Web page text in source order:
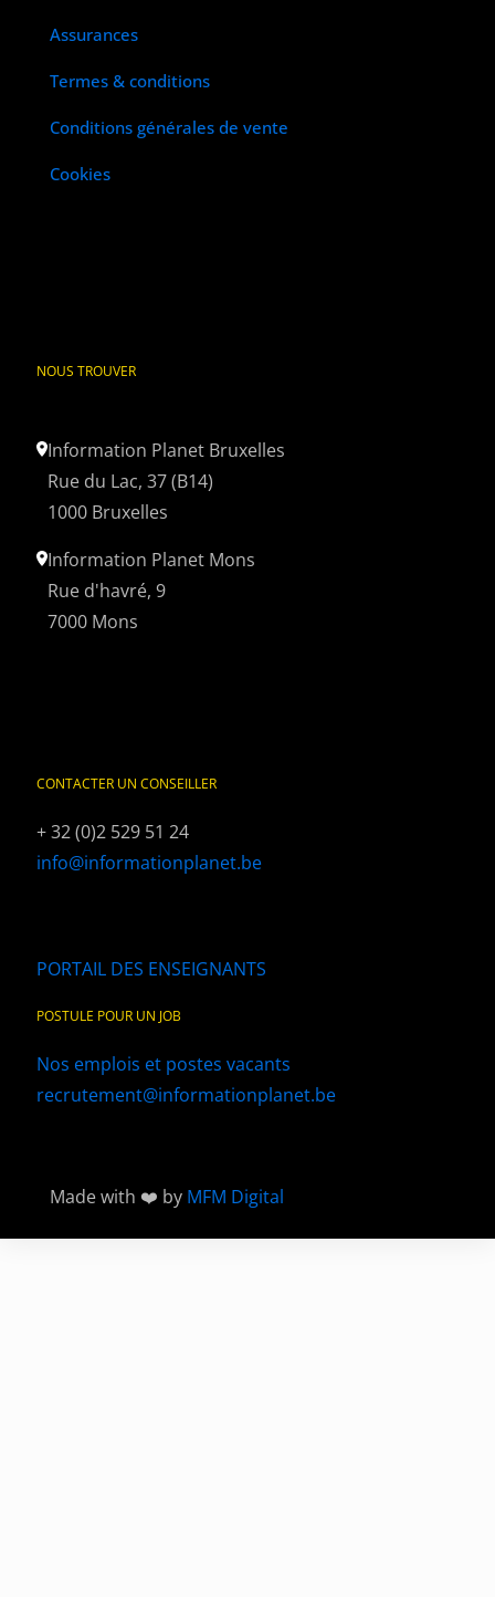
Assurances
Termes & conditions
Conditions générales de vente
Cookies
NOUS TROUVER
Information Planet Bruxelles
Rue du Lac, 37 (B14)
1000 Bruxelles
Information Planet Mons
Rue d'havré, 9
7000 Mons
CONTACTER UN CONSEILLER
+ 32 (0)2 529 51 24
info@informationplanet.be
PORTAIL DES ENSEIGNANTS
POSTULE POUR UN JOB
Nos emplois et postes vacants
recrutement@informationplanet.be
Made with ❤️ by MFM Digital